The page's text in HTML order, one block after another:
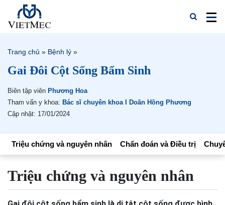
Trang chủ » Bệnh lý »
Gai Đôi Cột Sống Bẩm Sinh
Biên tập viên Phương Hoa
Tham vấn y khoa: Bác sĩ chuyên khoa I Doãn Hồng Phương
Cập nhật: 17/01/2024
Triệu chứng và nguyên nhân Chẩn đoán và Điều trị
Triệu chứng và nguyên nhân